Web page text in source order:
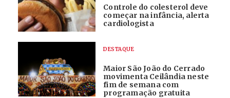
Controle do colesterol deve
começar na infância, alerta
cardiologista
DESTAQUE
Maior São João do Cerrado
movimenta Ceilândia neste
fim de semana com
programação gratuita